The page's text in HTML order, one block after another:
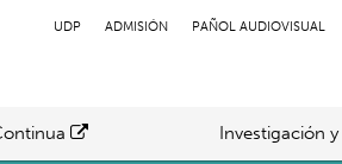
UDP ADMISIÓN PAÑOL AUDIOVISUAL
Investigación